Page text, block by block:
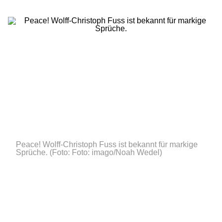
Peace! Wolff-Christoph Fuss ist bekannt für markige
Sprüche. (Foto: Foto: imago/Noah Wedel)